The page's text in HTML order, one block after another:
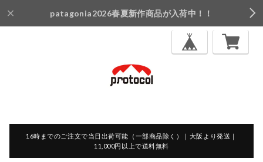
patagonia2026春夏新作商品が入荷中！！
16時までのご注文で当日出荷可能（一部商品除く）｜大阪より発送｜
11,000円以上で送料無料